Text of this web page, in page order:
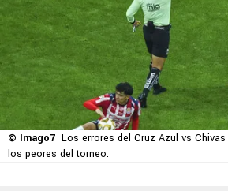
© Imago7 Los errores del Cruz Azul vs
los peores del torneo.